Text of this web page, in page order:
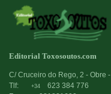
Editorial Toxosoutos.com
C/ Cruceiro do Rego, 2 - Obre
Tlf:
+34
623 384 776